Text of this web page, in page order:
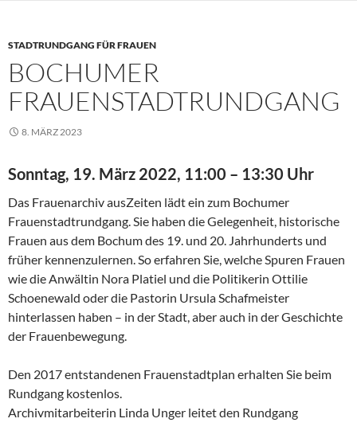
STADTRUNDGANG FÜR FRAUEN
BOCHUMER
FRAUENSTADTRUNDGANG
8. MÄRZ 2023
Sonntag, 19. März 2022, 11:00 – 13:30 Uhr
Das Frauenarchiv ausZeiten lädt ein zum Bochumer
Frauenstadtrundgang. Sie haben die Gelegenheit, historische
Frauen aus dem Bochum des 19. und 20. Jahrhunderts und
früher kennenzulernen. So erfahren Sie, welche Spuren Frauen
wie die Anwältin Nora Platiel und die Politikerin Ottilie
Schoenewald oder die Pastorin Ursula Schafmeister
hinterlassen haben – in der Stadt, aber auch in der Geschichte
der Frauenbewegung.
Den 2017 entstandenen Frauenstadtplan erhalten Sie beim
Rundgang kostenlos.
Archivmitarbeiterin Linda Unger leitet den Rundgang